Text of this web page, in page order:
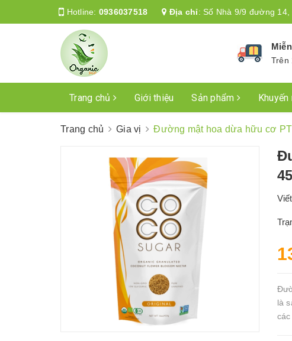
Hotline: 0936037518 Địa chỉ: Số Nhà 9/9 đường
Trên
Trang chủ Giới thiệu Sản phẩm Khuyến
Trang chủ Gia vị Đường mật hoa dừa hữu cơ
là